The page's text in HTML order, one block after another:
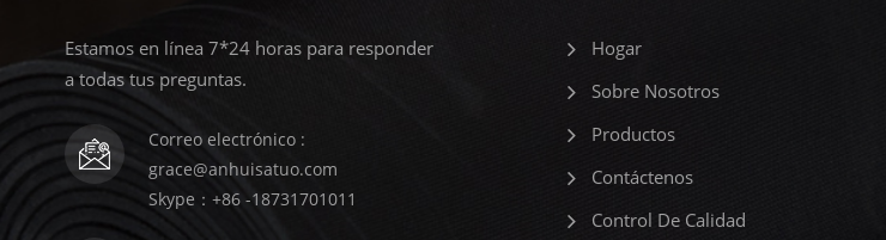
Estamos en línea 7*24 horas para responder
a todas tus preguntas.
Correo electrónico :
grace@anhuisatuo.com
Skype：+86 -18731701011
Hogar
Sobre Nosotros
Productos
Contáctenos
Control De Calidad